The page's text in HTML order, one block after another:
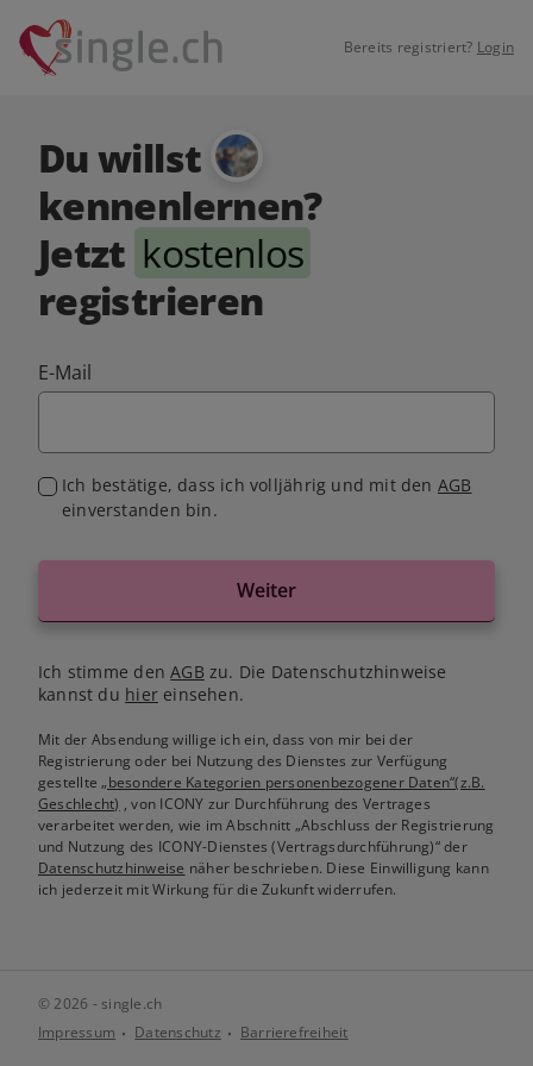
Bereits registriert? Login
Du willst
kennenlernen?
Jetzt kostenlos
registrieren
E-Mail
Ich bestätige, dass ich volljährig und mit den AGB
einverstanden bin.
Weiter
Ich stimme denAGB zu. Die Datenschutzhinweise
kannst du hiereinsehen.
Mit der Absendung willige ich ein, dass von mir bei der
Registrierung oder bei Nutzung des Dienstes zur Verfügung
gestellte„besondere Kategorien personenbezogener Daten“(z.B.
Geschlecht) , von ICONY zur Durchführung des Vertrages
verarbeitet werden, wie im Abschnitt „Abschluss der Registrierung
und Nutzung des ICONY-Dienstes (Vertragsdurchführung)“ der
Datenschutzhinweise näher beschrieben. Diese Einwilligung kann
ich jederzeit mit Wirkung für die Zukunft widerrufen.
© 2026 - single.ch
Impressum
Datenschutz Barrierefreiheit